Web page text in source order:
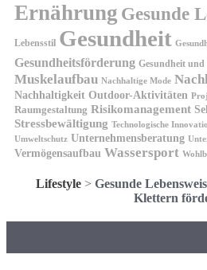
Ernährung Gesunde
Lebensstil Gesundheit
Gesundheitsförderung Gesundheit und
Muskelaufbau Nachhaltige Mode
Nachhaltigkeit Outdoor-Aktivitäten
Raumgestaltung Risikomanagement
Stressbewältigung Technologische
Umweltschutz Unternehmensberatung
Vermögensaufbau Wassersport
Lifestyle> Gesunde
Klettern